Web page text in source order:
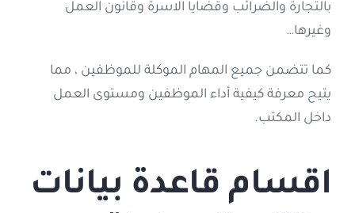
بالتجارة والضرائب وقضايا الاسرة وقانون العمل
وغيرها…
كما تتضمن جميع المهام الموكلة للموظفين ، مما
يتيح معرفة كيفية أداء الموظفين ومستوى العمل
داخل المكتب.
اقسام قاعدة بيانات